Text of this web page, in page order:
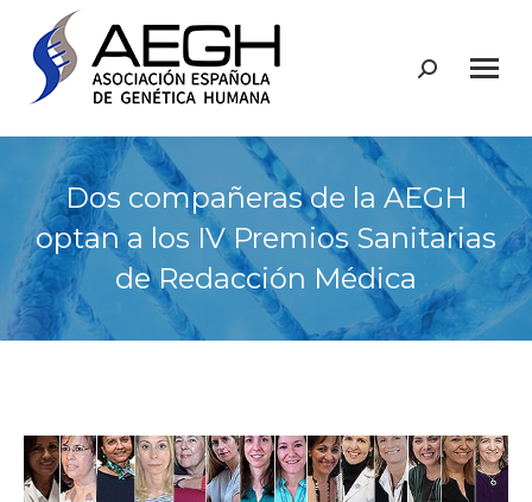
Buscar:
Dos compañeras de la AEGH
optan a los IV Premios Sanitarias
de Redacción Médica